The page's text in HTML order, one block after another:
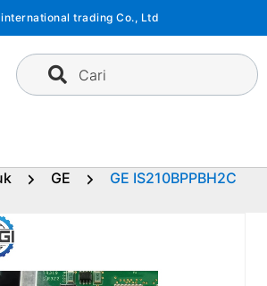
international trading Co., Ltd
Cari
GE
GE IS210BPPBH2C